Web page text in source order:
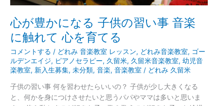
心が豊かになる 子供の習い事 音楽
に触れて 心を育てる
コメントする / どれみ 音楽教室 レッスン, どれみ音楽教室, ゴー
ルデンエイジ, ピアノセラピー, 久留米, 久留米音楽教室,幼児音
楽教室, 新入生募集,未分類,音楽,音楽教室 / どれみ 久留米
子供の習い事 何を習わせたらいいの？ 子供が少し大きくなる
と、何かを身につけさせたいと思うパパやママは多いと思いま
い
事
音
楽
に
触
れ
心
を